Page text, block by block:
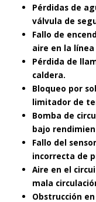
Pérdidas de
válvula de
Fallo de
aire en la
Pérdida de
caldera.
Bloqueo por
limitador de
Bomba de
bajo
Fallo del
incorrecta de
Aire en el
mala
Obstrucción